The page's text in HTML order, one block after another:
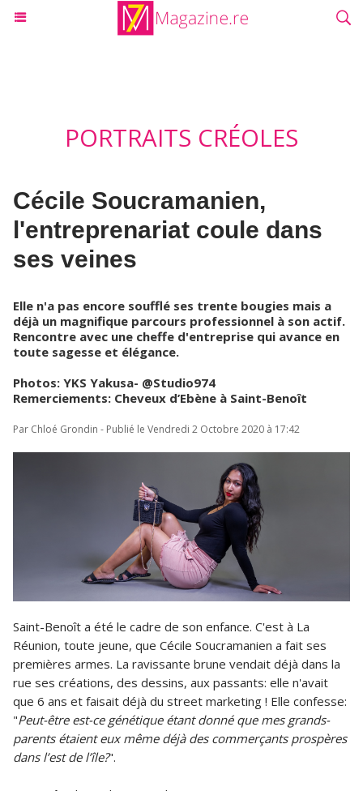
PORTRAITS CRÉOLES
Cécile Soucramanien,
l'entreprenariat coule dans
ses veines
Elle n'a pas encore soufflé ses trente bougies mais a
déjà un magnifique parcours professionnel à son actif.
Rencontre avec une cheffe d'entreprise qui avance en
toute sagesse et élégance.
Photos: YKS Yakusa- @Studio974
Remerciements: Cheveux d’Ebène à Saint-Benoît
Par Chloé Grondin - Publié le Vendredi 2 Octobre 2020 à 17:42
Saint-Benoît a été le cadre de son enfance. C'est à La
Réunion, toute jeune, que Cécile Soucramanien a fait ses
premières armes. La ravissante brune vendait déjà dans la
rue ses créations, des dessins, aux passants: elle n'avait
que 6 ans et faisait déjà du street marketing ! Elle confesse:
"Peut-être est-ce génétique étant donné que mes grands-
parents étaient eux même déjà des commerçants prospères
dans l’est de l’île?".